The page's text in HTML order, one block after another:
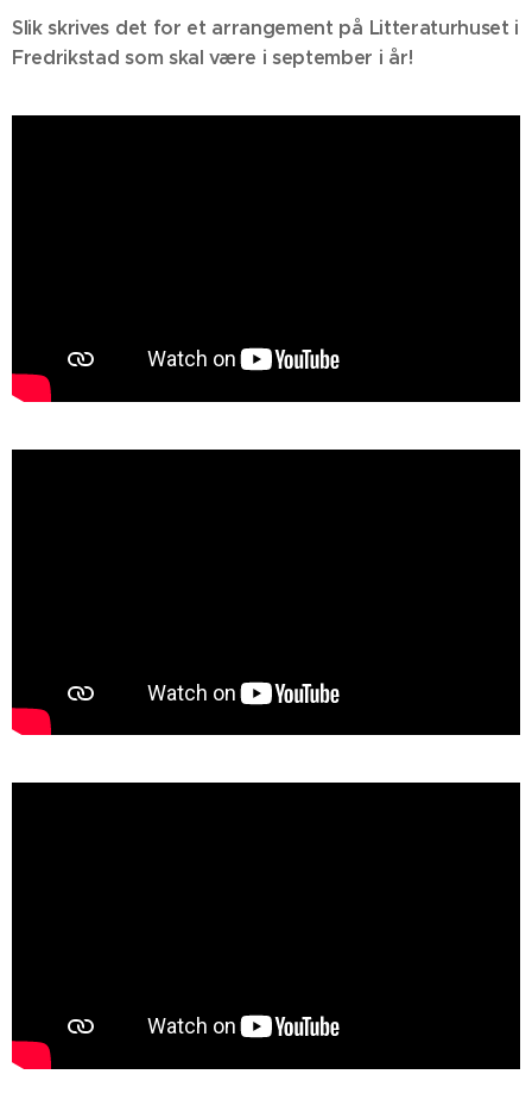
Slik skrives det for et arrangement på Litteraturhuset i
Fredrikstad som skal være i september i år!